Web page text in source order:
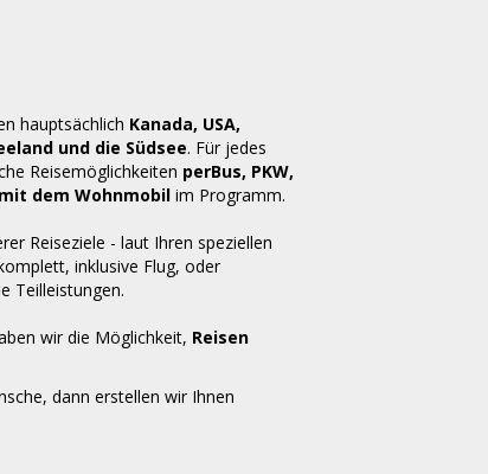
hauptsächlich Kanada, USA,
und die Südsee. Für jedes
Reisemöglichkeiten perBus, PKW,
dem Wohnmobilim Programm.
Reiseziele - laut Ihren speziellen
inklusive Flug, oder
Teilleistungen.
wir die Möglichkeit, Reisen
dann erstellen wir Ihnen